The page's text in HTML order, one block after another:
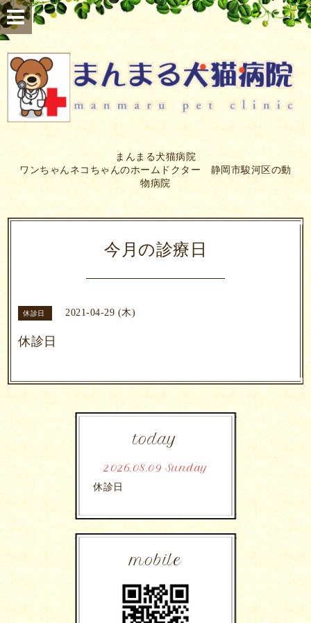
まんまる犬猫病院
ワンちゃんネコちゃんのホームドクター 静岡市駿河区の動
物病院
今月の診療日
休診日 2021-04-29 (木)
休診日
today
2026.08.09 Sunday
休診日
mobile